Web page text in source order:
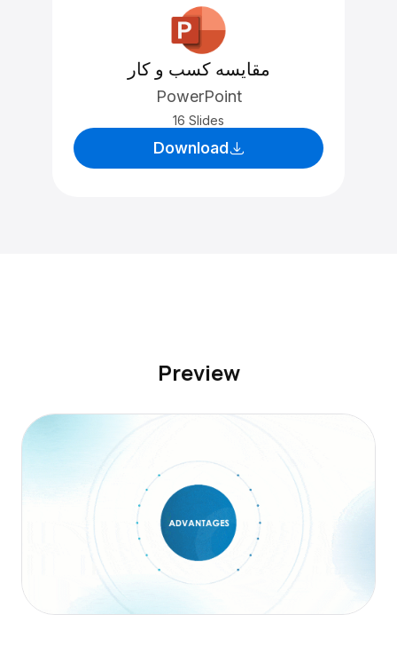
مقایسه کسب و کار
PowerPoint
16 Slides
Download
Preview